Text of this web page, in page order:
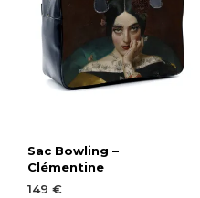
Sac Bowling –
Clémentine
149 €